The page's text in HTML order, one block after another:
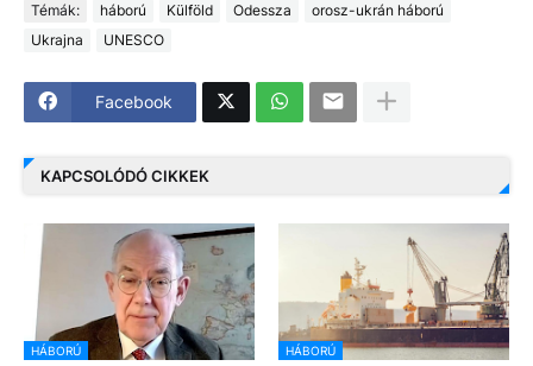
Témák: háború Külföld Odessza
orosz-ukrán háború
Ukrajna
UNESCO
Facebook
KAPCSOLÓDÓ CIKKEK
HÁBORÚ HÁBORÚ